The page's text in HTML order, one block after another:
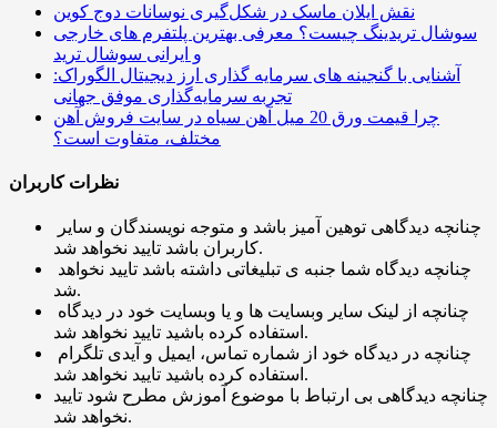
نقش ایلان ماسک در شکل‌گیری نوسانات دوج کوین
سوشال تریدینگ چیست؟ معرفی بهترین پلتفرم های خارجی
و ایرانی سوشال ترید
آشنایی با گنجینه های سرمایه گذاری ارز دیجیتال الگوراک:
تجربه سرمایه‌گذاری‌ موفق جهانی
چرا قیمت ورق 20 میل آهن سیاه در سایت فروش آهن
مختلف، متفاوت است؟
نظرات کاربران
کاربران باشد تایید نخواهد شد.
شد.
استفاده کرده باشید تایید نخواهد شد.
استفاده کرده باشید تایید نخواهد شد.
چنانچه دیدگاهی بی ارتباط با موضوع آموزش مطرح شود تایید
نخواهد شد.